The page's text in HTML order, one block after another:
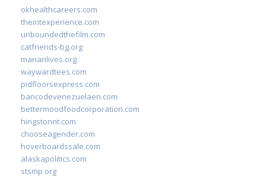
okhealthcareers.com
theintexperience.com
unboundedthefilm.com
catfriends-bg.org
marianlives.org
waywardtees.com
pidfloorsexpress.com
bancodevenezuelaen.com
bettermoodfoodcorporation.com
hingstonnt.com
chooseagender.com
hoverboardssale.com
alaskapolitics.com
stsmp.org